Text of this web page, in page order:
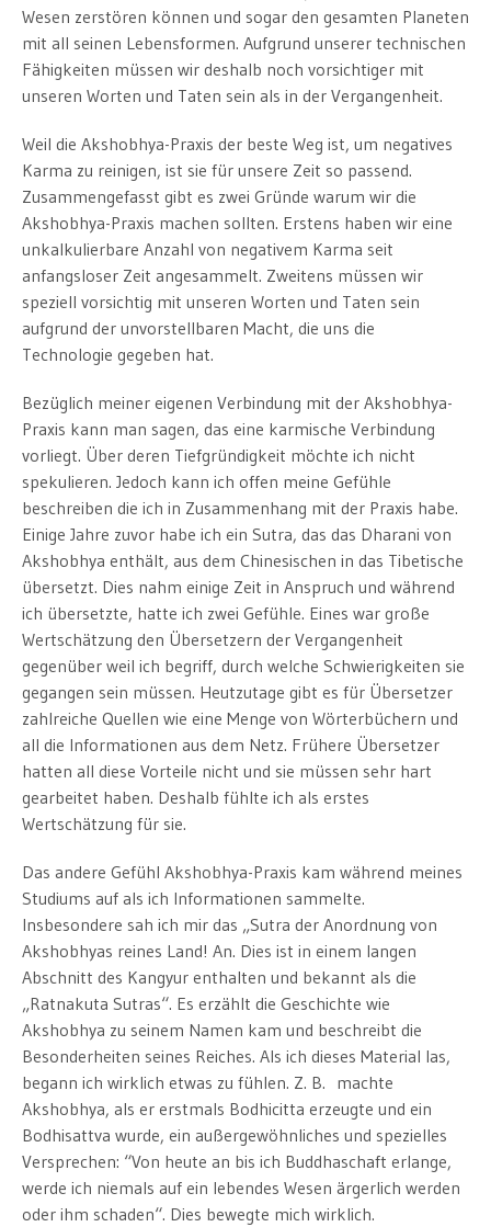
Wesen zerstören können und sogar den gesamten Planeten
mit all seinen Lebensformen. Aufgrund unserer technischen
Fähigkeiten müssen wir deshalb noch vorsichtiger mit
unseren Worten und Taten sein als in der Vergangenheit.
Weil die Akshobhya-Praxis der beste Weg ist, um negatives
Karma zu reinigen, ist sie für unsere Zeit so passend.
Zusammengefasst gibt es zwei Gründe warum wir die
Akshobhya-Praxis machen sollten. Erstens haben wir eine
unkalkulierbare Anzahl von negativem Karma seit
anfangsloser Zeit angesammelt. Zweitens müssen wir
speziell vorsichtig mit unseren Worten und Taten sein
aufgrund der unvorstellbaren Macht, die uns die
Technologie gegeben hat.
Bezüglich meiner eigenen Verbindung mit der Akshobhya-
Praxis kann man sagen, das eine karmische Verbindung
vorliegt. Über deren Tiefgründigkeit möchte ich nicht
spekulieren. Jedoch kann ich offen meine Gefühle
beschreiben die ich in Zusammenhang mit der Praxis habe.
Einige Jahre zuvor habe ich ein Sutra, das das Dharani von
Akshobhya enthält, aus dem Chinesischen in das Tibetische
übersetzt. Dies nahm einige Zeit in Anspruch und während
ich übersetzte, hatte ich zwei Gefühle. Eines war große
Wertschätzung den Übersetzern der Vergangenheit
gegenüber weil ich begriff, durch welche Schwierigkeiten sie
gegangen sein müssen. Heutzutage gibt es für Übersetzer
zahlreiche Quellen wie eine Menge von Wörterbüchern und
all die Informationen aus dem Netz. Frühere Übersetzer
hatten all diese Vorteile nicht und sie müssen sehr hart
gearbeitet haben. Deshalb fühlte ich als erstes
Wertschätzung für sie.
Das andere Gefühl Akshobhya-Praxis kam während meines
Studiums auf als ich Informationen sammelte.
Insbesondere sah ich mir das „Sutra der Anordnung von
Akshobhyas reines Land! An. Dies ist in einem langen
Abschnitt des Kangyur enthalten und bekannt als die
„Ratnakuta Sutras“. Es erzählt die Geschichte wie
Akshobhya zu seinem Namen kam und beschreibt die
Besonderheiten seines Reiches. Als ich dieses Material las,
begann ich wirklich etwas zu fühlen. Z. B. machte
Akshobhya, als er erstmals Bodhicitta erzeugte und ein
Bodhisattva wurde, ein außergewöhnliches und spezielles
Versprechen: “Von heute an bis ich Buddhaschaft erlange,
werde ich niemals auf ein lebendes Wesen ärgerlich werden
oder ihm schaden“. Dies bewegte mich wirklich.